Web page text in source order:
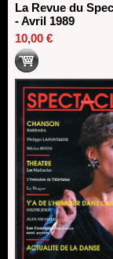
La Revue du
- Avril 1989
10,00 €